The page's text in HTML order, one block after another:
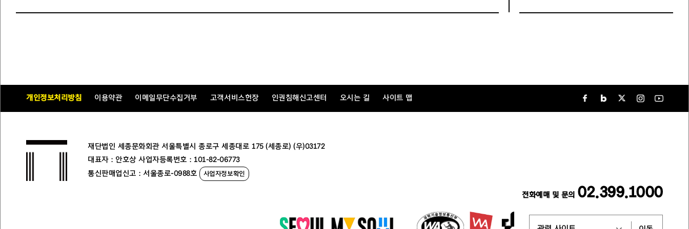
개인정보처리방침 이용약관 이메일무단수집거부 고객서비스헌장 인권침해신고센터 오시는 길 사이트 맵
재단법인 세종문화회관 서울특별시 종로구 세종대로 175 (세종로) (우)03172
대표자 : 안호상 사업자등록번호 : 101-82-06773
통신판매업신고 : 서울종로-0988호
사업자정보확인
전화예매 및 문의 02.399.1000